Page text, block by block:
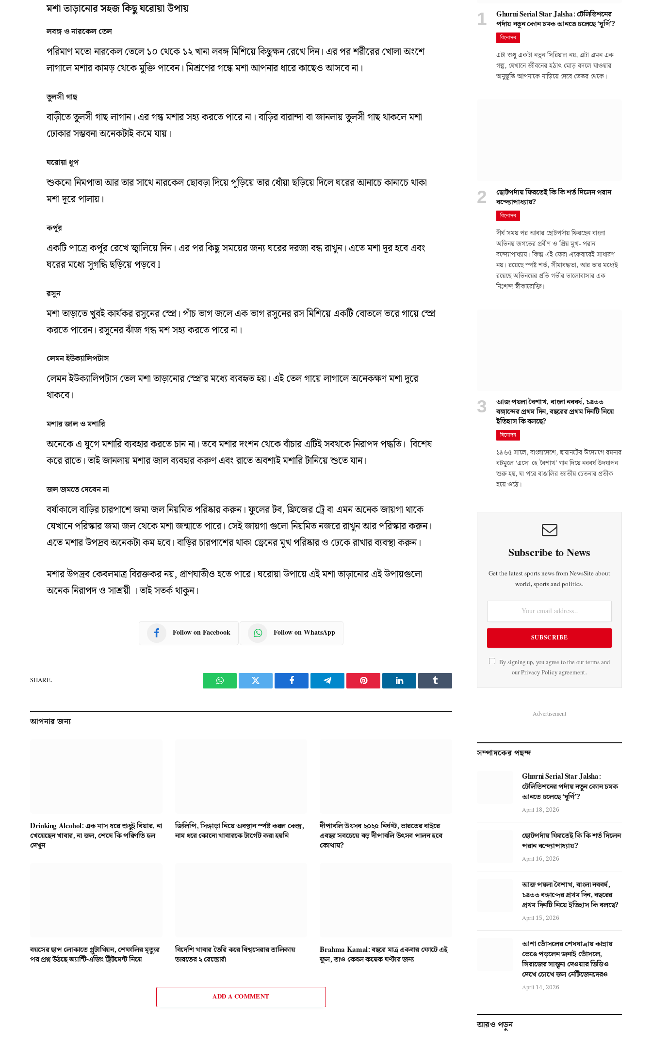
মশা তাড়ানোর সহজ কিছু ঘরোয়া উপায়
লবঙ্গ ও নারকেল তেল
পরিমাণ মতো নারকেল তেলে ১০ থেকে ১২ খানা লবঙ্গ মিশিয়ে কিছুক্ষন রেখে দিন। এর পর শরীরের খোলা অংশে
লাগালে মশার কামড় থেকে মুক্তি পাবেন। মিশ্রণের গন্ধে মশা আপনার ধারে কাছেও আসবে না।
তুলসী গাছ
বাড়ীতে তুলসী গাছ লাগান। এর গন্ধ মশার সহ্য করতে পারে না। বাড়ির বারান্দা বা জানলায় তুলসী গাছ থাকলে মশা
ঢোকার সম্ভবনা অনেকটাই কমে যায়।
ঘরোয়া ধূপ
শুকনো নিমপাতা আর তার সাথে নারকেল ছোবড়া দিয়ে পুড়িয়ে তার ধোঁয়া ছড়িয়ে দিলে ঘরের আনাচে কানাচে থাকা
মশা দূরে পালায়।
কর্পূর
একটি পাত্রে কর্পূর রেখে জ্বালিয়ে দিন। এর পর কিছু সময়ের জন্য ঘরের দরজা বন্ধ রাখুন। এতে মশা দূর হবে এবং
ঘরের মধ্যে সুগন্ধি ছড়িয়ে পড়বে l
রসুন
মশা তাড়াতে খুবই কার্যকর রসুনের স্প্রে। পাঁচ ভাগ জলে এক ভাগ রসুনের রস মিশিয়ে একটি বোতলে ভরে গায়ে স্প্রে
করতে পারেন। রসুনের ঝাঁজ গন্ধ মশ সহ্য করতে পারে না।
লেমন ইউক্যালিপটাস
লেমন ইউক্যালিপটাস তেল মশা তাড়ানোর স্প্রে’র মধ্যে ব্যবহৃত হয়। এই তেল গায়ে লাগালে অনেকক্ষণ মশা দূরে
থাকবে।
মশার জাল ও মশারি
অনেকে এ যুগে মশারি ব্যবহার করতে চান না। তবে মশার দংশন থেকে বাঁচার এটিই সবথকে নিরাপদ পদ্ধতি। বিশেষ
করে রাতে। তাই জানলায় মশার জাল ব্যবহার করুণ এবং রাতে অবশ্যই মশারি টানিয়ে শুতে যান।
জল জমতে দেবেন না
বর্ষাকালে বাড়ির চারপাশে জমা জল নিয়মিত পরিষ্কার করুন। ফুলের টব, ফ্রিজের ট্রে বা এমন অনেক জায়গা থাকে
যেখানে পরিস্কার জমা জল থেকে মশা জন্মাতে পারে। সেই জায়গা গুলো নিয়মিত নজরে রাখুন আর পরিস্কার করুন।
এতে মশার উপদ্রব অনেকটা কম হবে। বাড়ির চারপাশের থাকা ড্রেনের মুখ পরিষ্কার ও ঢেকে রাখার ব্যবস্থা করুন।
মশার উপদ্রব কেবলমাত্র বিরক্তকর নয়, প্রাণঘাতীও হতে পারে। ঘরোয়া উপায়ে এই মশা তাড়ানোর এই উপায়গুলো
অনেক নিরাপদ ও সাশ্রয়ী । তাই সতর্ক থাকুন।
Follow on Facebook Follow on WhatsApp
SHARE.
WhatsAppTwitter Facebook Telegram Pinterest LinkedIn Tumblr
আপনার জন্য
Drinking Alcohol: এক মাস ধরে শুধুই বিয়ার, না
খেয়েছেন খাবার, না জল, শেষে কি পরিণতি হল
দেখুন
জিলিপি, সিঙ্গাড়া নিয়ে অবস্থান স্পষ্ট করল কেন্দ্র,
নাম ধরে কোনো খাবারকে টার্গেট করা হয়নি
দীপাবলি উৎসব ২০২৫ নির্ঘণ্ট, ভারতের বাইরে
এবছর সবচেয়ে বড় দীপাবলি উৎসব পালন হবে
কোথায়?
বয়সের ছাপ লোকাতে গ্লুটাথিয়ন, শেফালির মৃত্যুর
পর প্রশ্ন উঠছে অ্যান্টি-এজিং ট্রিটমেন্ট নিয়ে
বিদেশি খাবার তৈরি করে বিশ্বসেরার তালিকায়
ভারতের ২ রেস্তোরাঁ
Brahma Kamal: বছরে মাত্র একবার ফোটে এই
ফুল, তাও কেবল কয়েক ঘণ্টার জন্য
ADD A COMMENT
Ghurni Serial Star Jalsha: টেলিভিশনের
পর্দায় নতুন কোন চমক আনতে চলেছে ‘ঘূর্ণি’?
বিনোদন
এটা শুধু একটা নতুন সিরিয়াল নয়, এটা এমন এক
গল্প, যেখানে জীবনের হঠাৎ মোড় বদলে যাওয়ার
অনুভূতি আপনাকে নাড়িয়ে দেবে ভেতর থেকে।
ছোটপর্দায় ফিরতেই কি কি শর্ত দিলেন পরান
বন্দ্যোপাধ্যায়?
বিনোদন
দীর্ঘ সময় পর আবার ছোটপর্দায় ফিরছেন বাংলা
অভিনয় জগতের প্রবীণ ও প্রিয় মুখ- পরান
বন্দ্যোপাধ্যায়। কিন্তু এই ফেরা একেবারেই সাধারণ
নয়। রয়েছে স্পষ্ট শর্ত, সীমাবদ্ধতা, আর তার মধ্যেই
রয়েছে অভিনয়ের প্রতি গভীর ভালোবাসার এক
নিঃশব্দ স্বীকারোক্তি।
আজ পয়লা বৈশাখ, বাংলা নববর্ষ, ১৪৩৩
বঙ্গাব্দের প্রথম দিন, বছরের প্রথম দিনটি নিয়ে
ইতিহাস কি বলছে?
বিনোদন
১৯৬৫ সালে, বাংলাদেশে, ছায়ানটের উদ্যোগে রমনার
বটমূলে ‘এসো হে বৈশাখ’ গান দিয়ে নববর্ষ উদযাপন
শুরু হয়, যা পরে বাঙালির জাতীয় চেতনার প্রতীক
হয়ে ওঠে।
Subscribe to News
Get the latest sports news from NewsSite about
world, sports and politics.
By signing up, you agree to the our terms and
ourPrivacy Policyagreement.
Advertisement
সম্পাদকের পছন্দ
Ghurni Serial Star Jalsha:
টেলিভিশনের পর্দায় নতুন কোন চমক
আনতে চলেছে ‘ঘূর্ণি’?
April 18, 2026
ছোটপর্দায় ফিরতেই কি কি শর্ত দিলেন
পরান বন্দ্যোপাধ্যায়?
April 16, 2026
আজ পয়লা বৈশাখ, বাংলা নববর্ষ,
১৪৩৩ বঙ্গাব্দের প্রথম দিন, বছরের
প্রথম দিনটি নিয়ে ইতিহাস কি বলছে?
April 15, 2026
আশা ভোঁসলের শেষযাত্রায় কান্নায়
ভেঙে পড়লেন জনাই ভোঁসলে,
সিরাজের সান্ত্বনা দেওয়ার ভিডিও
দেখে চোখে জল নেটিজেনদেরও
April 14, 2026
আরও পড়ুন